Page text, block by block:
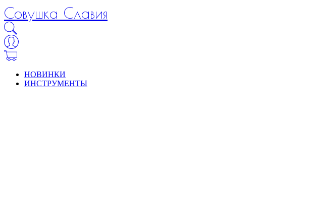
Совушка Славия
НОВИНКИ
ИНСТРУМЕНТЫ